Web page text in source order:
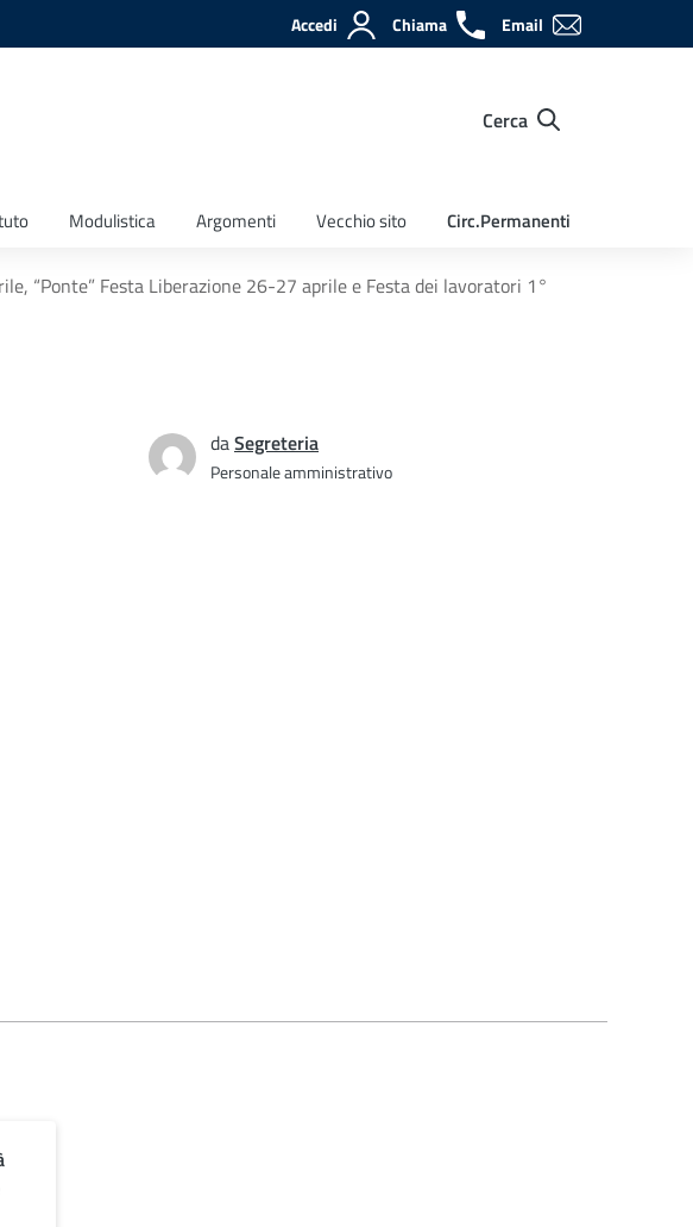
Accedi Chiama Email
Cerca
Modulistica Argomenti Vecchio sito Circ.Permanenti
“Ponte” Festa Liberazione 26-27 aprile e Festa dei lavoratori 1°
daSegreteria
Personale amministrativo